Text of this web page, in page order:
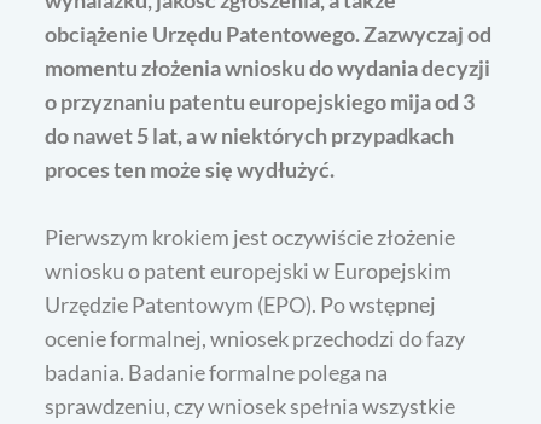
obciążenie Urzędu Patentowego. Zazwyczaj od
momentu złożenia wniosku do wydania decyzji
o przyznaniu patentu europejskiego mija od 3
do nawet 5 lat, a w niektórych przypadkach
proces ten może się wydłużyć.
Pierwszym krokiem jest oczywiście złożenie
wniosku o patent europejski w Europejskim
Urzędzie Patentowym (EPO). Po wstępnej
ocenie formalnej, wniosek przechodzi do fazy
badania. Badanie formalne polega na
sprawdzeniu, czy wniosek spełnia wszystkie